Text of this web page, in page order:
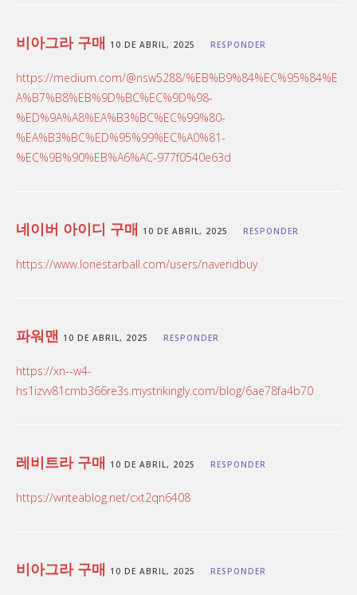
비아그라 구매 10 DE ABRIL, 2025 RESPONDER
https://medium.com/@nsw5288/%EB%B9%84%EC%95%84%E
A%B7%B8%EB%9D%BC%EC%9D%98-
%ED%9A%A8%EA%B3%BC%EC%99%80-
%EA%B3%BC%ED%95%99%EC%A0%81-
%EC%9B%90%EB%A6%AC-977f0540e63d
네이버 아이디 구매 10 DE ABRIL, 2025 RESPONDER
https://www.lonestarball.com/users/naveridbuy
파워맨 10 DE ABRIL, 2025 RESPONDER
https://xn--w4-
hs1izvv81cmb366re3s.mystrikingly.com/blog/6ae78fa4b70
레비트라 구매 10 DE ABRIL, 2025 RESPONDER
https://writeablog.net/cxt2qn6408
비아그라 구매 10 DE ABRIL, 2025 RESPONDER